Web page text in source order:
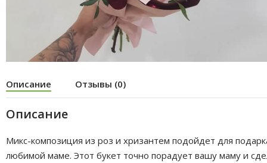
Описание Отзывы (0)
Описание
Микс-композиция из роз и хризантем подойдет для
любимой маме. Этот букет точно порадует вашу маму и